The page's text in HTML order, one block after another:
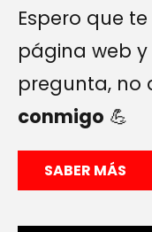
Espero que
página web
pregunta, no
conmigo 💪
SABER MÁS